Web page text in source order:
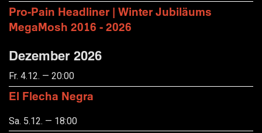
Pro-Pain Headliner | Winter Jubiläums
MegaMosh 2016 - 2026
Dezember 2026
Fr. 4.12. — 20:00
El Flecha Negra
Sa. 5.12. — 18:00